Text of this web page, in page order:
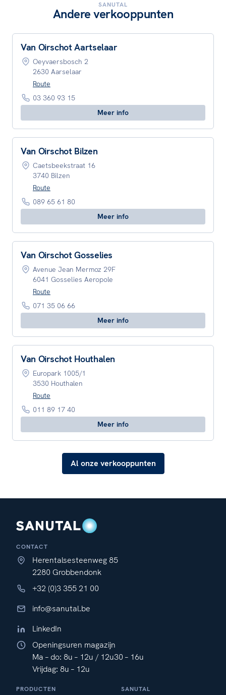
SANUTAL
Andere verkooppunten
Van Oirschot Aartselaar
Oeyvaersbosch 2
2630 Aarselaar
Route
03 360 93 15
Meer info
Van Oirschot Bilzen
Caetsbeekstraat 16
3740 Bilzen
Route
089 65 61 80
Meer info
Van Oirschot Gosselies
Avenue Jean Mermoz 29F
6041 Gosselies Aeropole
Route
071 35 06 66
Meer info
Van Oirschot Houthalen
Europark 1005/1
3530 Houthalen
Route
011 89 17 40
Meer info
Al onze verkooppunten
CONTACT
Herentalsesteenweg 85
2280 Grobbendonk
+32 (0)3 355 21 00
info@sanutal.be
LinkedIn
Openingsuren magazijn
Ma – do: 8u – 12u / 12u30 – 16u
Vrijdag: 8u – 12u
PRODUCTEN SANUTAL